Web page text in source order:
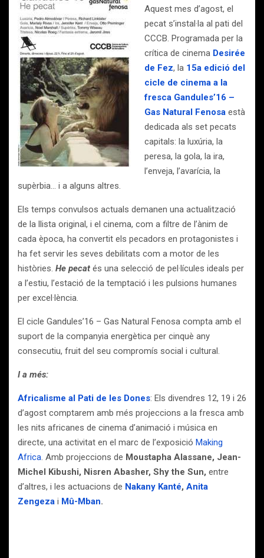
Aquest mes d’agost, el
pecat s’instal·la al pati del
CCCB. Programada per la
crítica de cinema Desirée
de Fez, la 15a edició del
cicle de cinema a la
fresca Gandules’16 –
Gas Natural Fenosa està
dedicada als set pecats
capitals: la luxúria, la
peresa, la gola, la ira,
l’enveja, l’avarícia, la
supèrbia… i a alguns altres.
Els temps convulsos actuals demanen una actualització
de la llista original, i el cinema, com a filtre de l’ànim de
cada època, ha convertit els pecadors en protagonistes i
ha fet servir les seves debilitats com a motor de les
històries. He pecat és una selecció de pel·lícules ideals per
a l’estiu, l’estació de la temptació i les pulsions humanes
per excel·lència.
El cicle Gandules’16 – Gas Natural Fenosa compta amb el
suport de la companyia energètica per cinquè any
consecutiu, fruit del seu compromís social i cultural.
I a més:
Africalisme al Pati de les Dones: Els divendres 12, 19 i 26
d’agost comptarem amb més projeccions a la fresca amb
les nits africanes de cinema d’animació i música en
directe, una activitat en el marc de l’exposició Making
Africa. Amb projeccions de Moustapha Alassane, Jean-
Michel Kibushi, Nisren Abasher, Shy the Sun, entre
d’altres, i les actuacions de Nakany Kanté, Anita
Zengeza i Mû-Mban.